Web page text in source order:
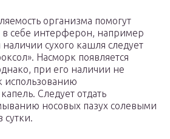
организма помогут
себе интерферон, например
сухого кашля следует
Насморк появляется
при его наличии не
использованию
Следует отдать
носовых пазух солевыми
сутки.